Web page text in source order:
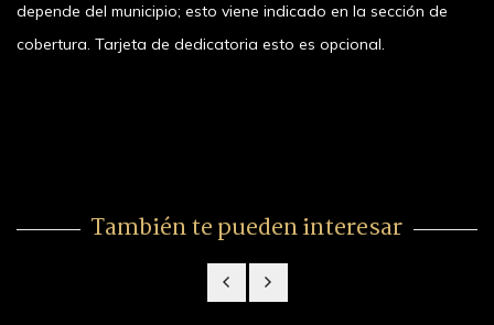
depende del municipio; esto viene indicado en la sección de
cobertura. Tarjeta de dedicatoria esto es opcional.
También te pueden interesar